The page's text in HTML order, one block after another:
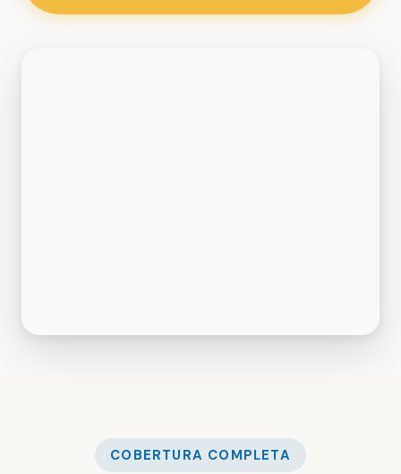
COBERTURA COMPLETA